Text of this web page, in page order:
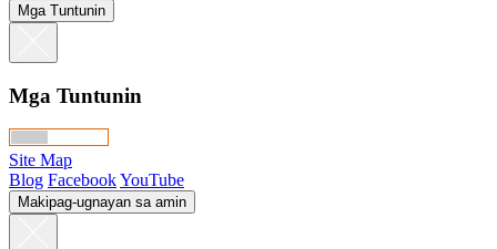
Mga Tuntunin
Mga Tuntunin
Site Map
Blog FacebookYouTube
Makipag-ugnayan sa amin